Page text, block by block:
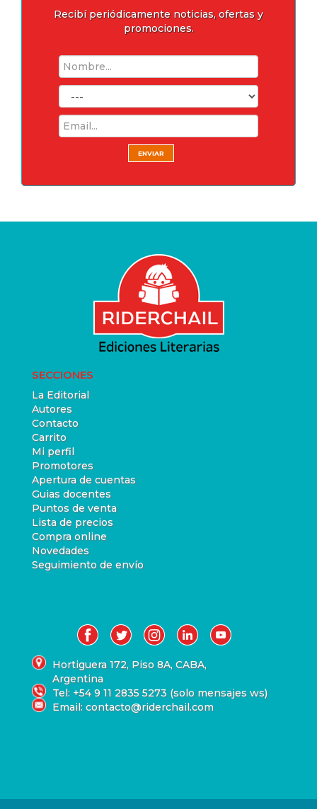
Recibí periódicamente noticias, ofertas y
promociones.
SECCIONES
La Editorial
Autores
Contacto
Carrito
Mi perfil
Promotores
Apertura de cuentas
Guias docentes
Puntos de venta
Lista de precios
Compra online
Novedades
Seguimiento de envío
Hortiguera 172, Piso 8A, CABA,
Argentina
Tel: +54 9 11 2835 5273 (solo mensajes ws)
Email: contacto@riderchail.com